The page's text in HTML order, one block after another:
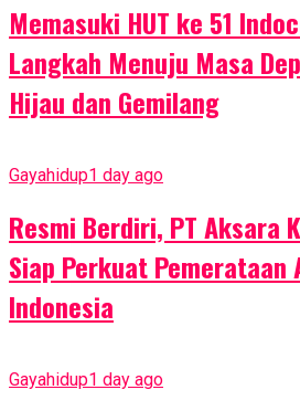
Memasuki HUT ke 51
Langkah Menuju Masa
Hijau dan Gemilang
Gayahidup1 day ago
Resmi Berdiri, PT Aksara
Siap Perkuat
Indonesia
Gayahidup1 day ago